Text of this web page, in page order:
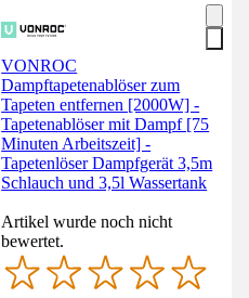
VONROC
Dampftapetenablöser zum
Tapeten entfernen [2000W] -
Tapetenablöser mit Dampf [75
Minuten Arbeitszeit] -
Tapetenlöser Dampfgerät 3,5m
Schlauch und 3,5l Wassertank
Artikel wurde noch nicht
bewertet.